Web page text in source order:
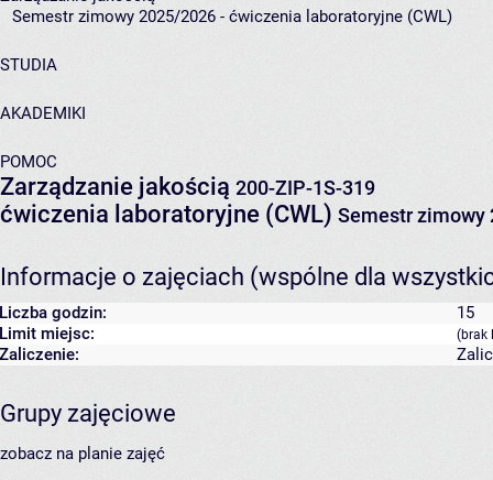
Semestr zimowy 2025/2026 - ćwiczenia laboratoryjne (CWL)
STUDIA
AKADEMIKI
POMOC
Zarządzanie jakością 200-ZIP-1S-319
ćwiczenia laboratoryjne (CWL) Semestr zimowy
Informacje o zajęciach (wspólne dla
Liczba godzin:
15
Limit miejsc:
(brak
Zaliczenie:
Grupy zajęciowe
zobacz na planie zajęć